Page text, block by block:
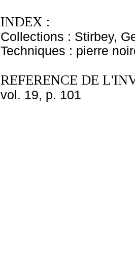
INDEX :
Collections : Stirbey,
Techniques : pierre
REFERENCE DE
vol. 19, p. 101